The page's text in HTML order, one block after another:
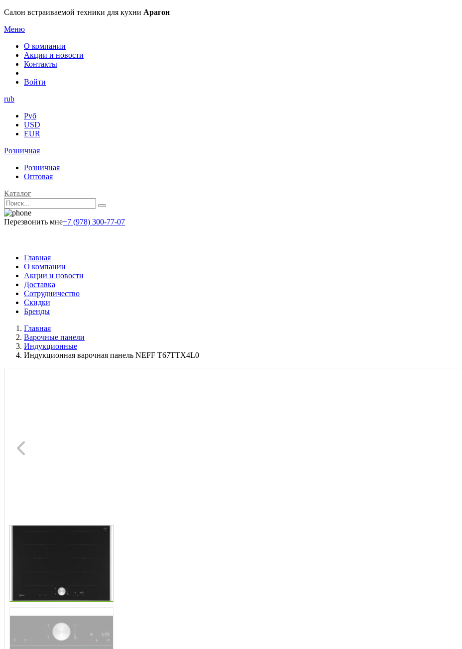
Салон встраиваемой техники для кухни Арагон
Меню
О компании
Акции и новости
Контакты
Войти
rub
Руб
USD
EUR
Розничная
Розничная
Оптовая
Каталог
Перезвонить мне+7 (978) 300-77-07
Главная
О компании
Акции и новости
Доставка
Сотрудничество
Скидки
Бренды
Главная
Варочные панели
Индукционные
Индукционная варочная панель NEFF T67TTX4L0